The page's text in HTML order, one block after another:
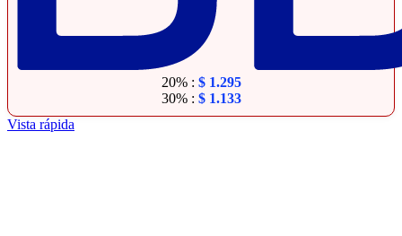
20% : $1.295
30% : $1.133
Vista rápida